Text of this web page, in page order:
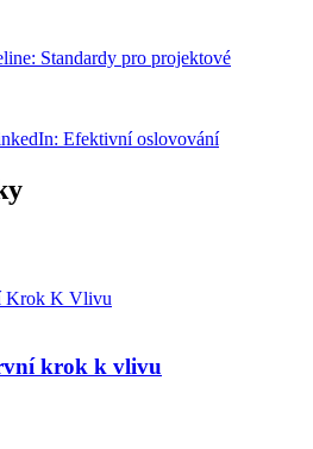
Standardy pro projektové
Efektivní oslovování
krok k vlivu